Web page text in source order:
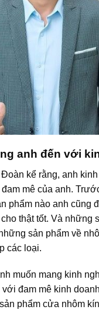
anh đến với
kể rằng, anh
mê của anh.
phẩm nào anh cũng
thật tốt. Và những
sản phẩm về
các loại.
muốn mang kinh
đam mê kinh
phẩm cửa nhôm